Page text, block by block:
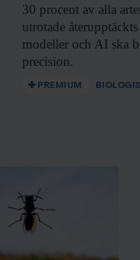
30 procent av alla
utrotade
modeller och AI ska
precision.
PREMIUM